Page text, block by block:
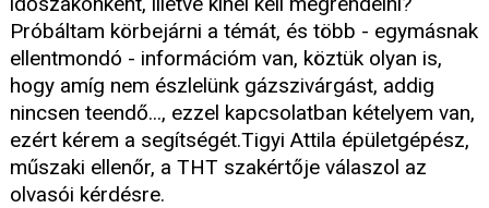
Próbáltam körbejárni a témát, és több - egymásnak
ellentmondó - információm van, köztük olyan is,
hogy amíg nem észlelünk gázszivárgást, addig
nincsen teendő..., ezzel kapcsolatban kételyem van,
ezért kérem a segítségét.Tigyi Attila épületgépész,
műszaki ellenőr, a THT szakértője válaszol az
olvasói kérdésre.